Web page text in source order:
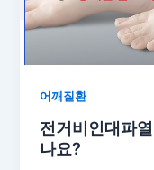
어깨질환
전거비인대파
나요?